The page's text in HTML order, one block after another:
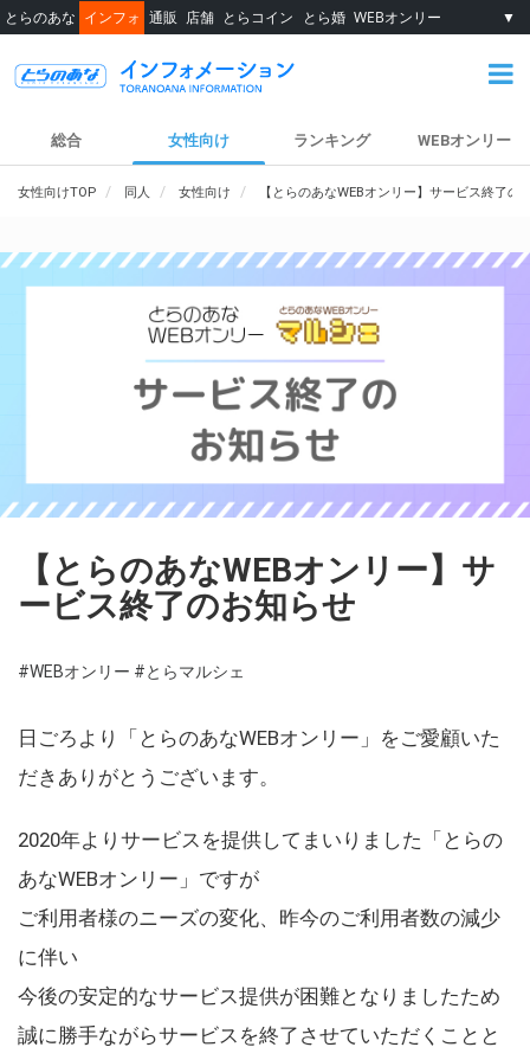
とらのあな インフォ 通販 店舗 とらコイン とら婚 WEBオンリー ▼
総合 女性向け ランキング WEBオンリー
女性向けTOP 同人 女性向け 【とらのあなWEBオンリー】サービス終了の
【とらのあなWEBオンリー】サ
ービス終了のお知らせ
#WEBオンリー #とらマルシェ
日ごろより「とらのあなWEBオンリー」をご愛顧いた
だきありがとうございます。
2020年よりサービスを提供してまいりました「とらの
あなWEBオンリー」ですが
ご利用者様のニーズの変化、昨今のご利用者数の減少
に伴い
今後の安定的なサービス提供が困難となりましたため
誠に勝手ながらサービスを終了させていただくことと